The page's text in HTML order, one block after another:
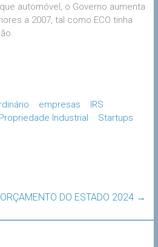
automóvel, o Governo aumenta
a 2007, tal como ECO tinha
empresas
IRS
Propriedade Industrial Startups
DO ESTADO 2024 →